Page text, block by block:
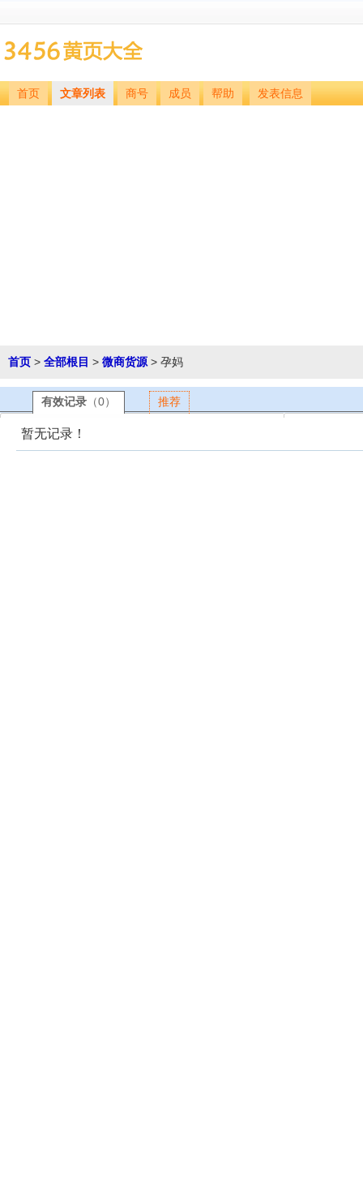
首页 文章列表 商号 成员 帮助 发表信息
首页 > 全部根目 > 微商货源 > 孕妈
有效记录 （0） 推荐
暂无记录！